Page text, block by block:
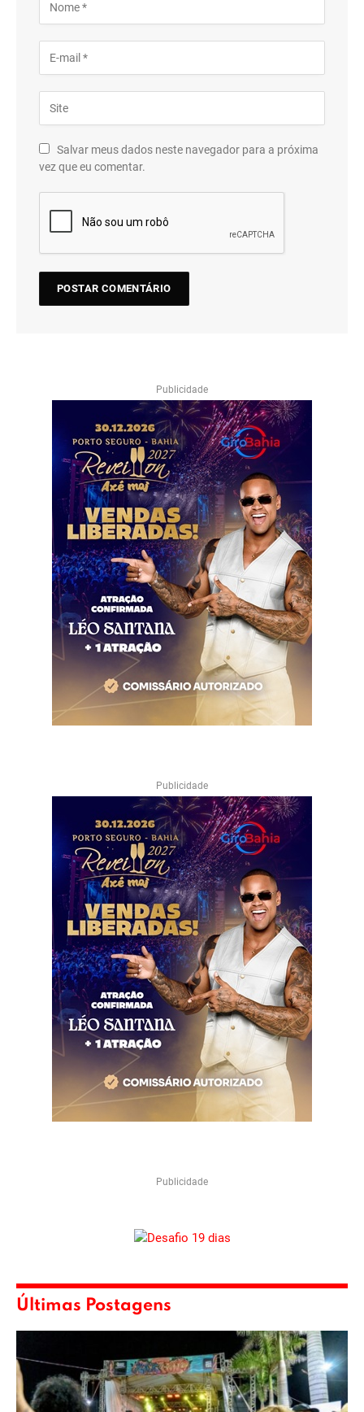
Salvar meus dados neste navegador para a próxima
vez que eu comentar.
Publicidade
Publicidade
Publicidade
Últimas Postagens